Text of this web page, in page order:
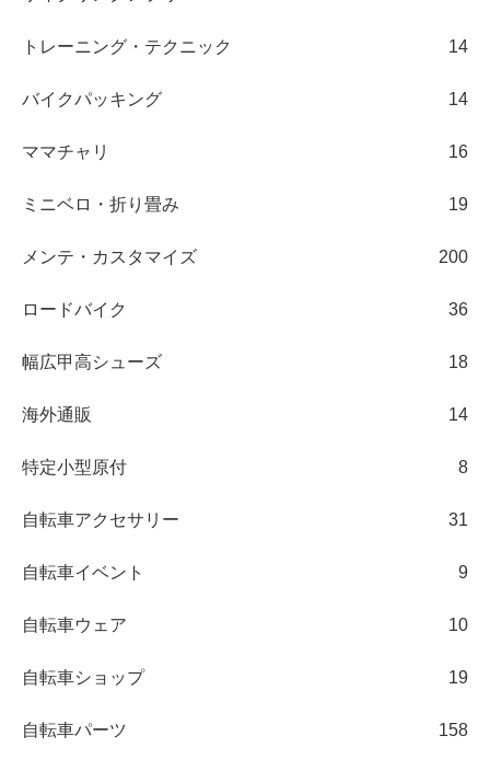
トレーニング・テクニック 14
バイクパッキング 14
ママチャリ 16
ミニベロ・折り畳み 19
メンテ・カスタマイズ 200
ロードバイク 36
幅広甲高シューズ 18
海外通販 14
特定小型原付 8
自転車アクセサリー 31
自転車イベント 9
自転車ウェア 10
自転車ショップ 19
自転車パーツ 158